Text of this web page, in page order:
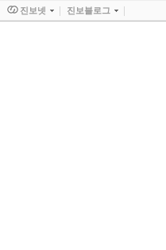
진보넷 진보블로그